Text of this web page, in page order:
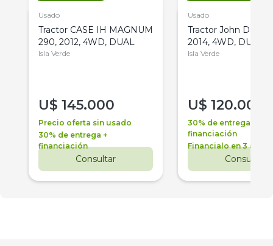
Usado
Tractor CASE IH MAGNUM
290, 2012, 4WD, DUAL
Isla Verde
U$ 145.000
Precio oferta sin usado
30% de entrega +
financiación
Consultar
Usado
Tractor John Deere
2014, 4WD, DUAL
Isla Verde
U$ 120.000
30% de entrega +
financiación
Financialo en 3 años
Consultar